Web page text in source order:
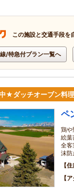
この施設と交通手段を
/特急付プラン一覧へ
★ダッチオーブン料
ペ
鶏や
絵葉
全客
沫
住
ア